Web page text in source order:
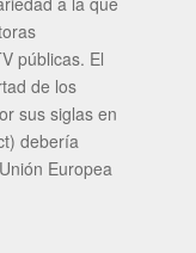
públicas. El
de los
sus siglas en
debería
Europea